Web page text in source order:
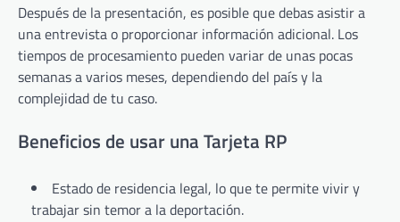
Después de la presentación, es posible que debas asistir a
una entrevista o proporcionar información adicional. Los
tiempos de procesamiento pueden variar de unas pocas
semanas a varios meses, dependiendo del país y la
complejidad de tu caso.
Beneficios de usar una Tarjeta RP
Estado de residencia legal, lo que te permite vivir y
trabajar sin temor a la deportación.